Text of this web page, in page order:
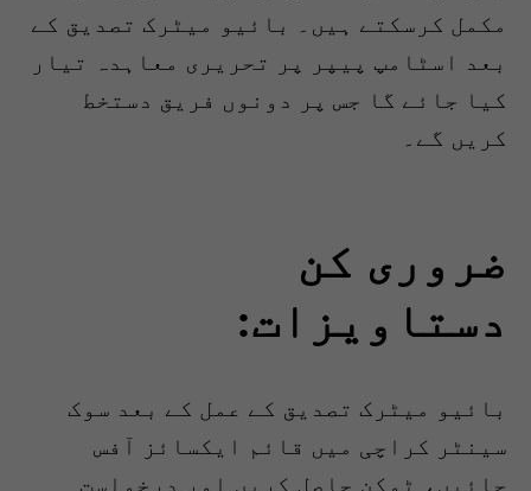
مکمل کرسکتے ہیں۔ بائیو میٹرک تصدیق کے
بعد اسٹامپ پیپر پر تحریری معاہدہ تیار
کیا جائے گا جس پر دونوں فریق دستخط
کریں گے۔
ضروری کن
دستاویزات:
بائیو میٹرک تصدیق کے عمل کے بعد سوک
سینٹر کراچی میں قائم ایکسائز آفس
جائیں، ٹوکن حاصل کریں اور درخواست